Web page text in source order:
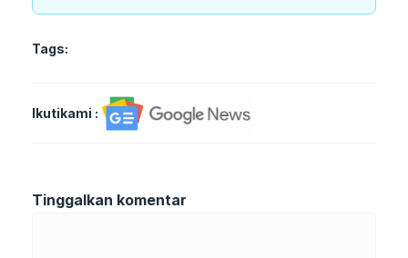
Tags:
Ikutikami :
Tinggalkan komentar